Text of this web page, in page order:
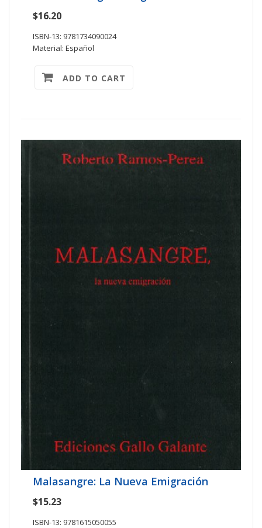
$16.20
ISBN-13: 9781734090024
Material: Español
ADD TO CART
Malasangre: La Nueva Emigración
$15.23
ISBN-13: 9781615050055